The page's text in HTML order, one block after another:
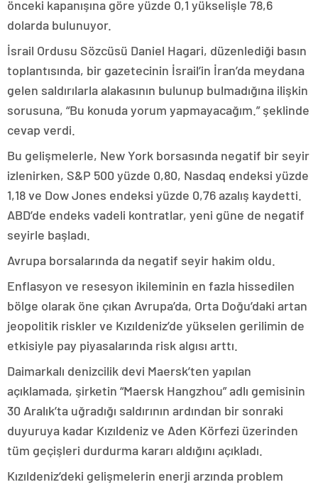
önceki kapanışına göre yüzde 0,1 yükselişle 78,6
dolarda bulunuyor.
İsrail Ordusu Sözcüsü Daniel Hagari, düzenlediği basın
toplantısında, bir gazetecinin İsrail’in İran’da meydana
gelen saldırılarla alakasının bulunup bulmadığına ilişkin
sorusuna, “Bu konuda yorum yapmayacağım.” şeklinde
cevap verdi.
Bu gelişmelerle, New York borsasında negatif bir seyir
izlenirken, S&P 500 yüzde 0,80, Nasdaq endeksi yüzde
1,18 ve Dow Jones endeksi yüzde 0,76 azalış kaydetti.
ABD’de endeks vadeli kontratlar, yeni güne de negatif
seyirle başladı.
Avrupa borsalarında da negatif seyir hakim oldu.
Enflasyon ve resesyon ikileminin en fazla hissedilen
bölge olarak öne çıkan Avrupa’da, Orta Doğu’daki artan
jeopolitik riskler ve Kızıldeniz’de yükselen gerilimin de
etkisiyle pay piyasalarında risk algısı arttı.
Daimarkalı denizcilik devi Maersk’ten yapılan
açıklamada, şirketin “Maersk Hangzhou” adlı gemisinin
30 Aralık’ta uğradığı saldırının ardından bir sonraki
duyuruya kadar Kızıldeniz ve Aden Körfezi üzerinden
tüm geçişleri durdurma kararı aldığını açıkladı.
Kızıldeniz’deki gelişmelerin enerji arzında problem